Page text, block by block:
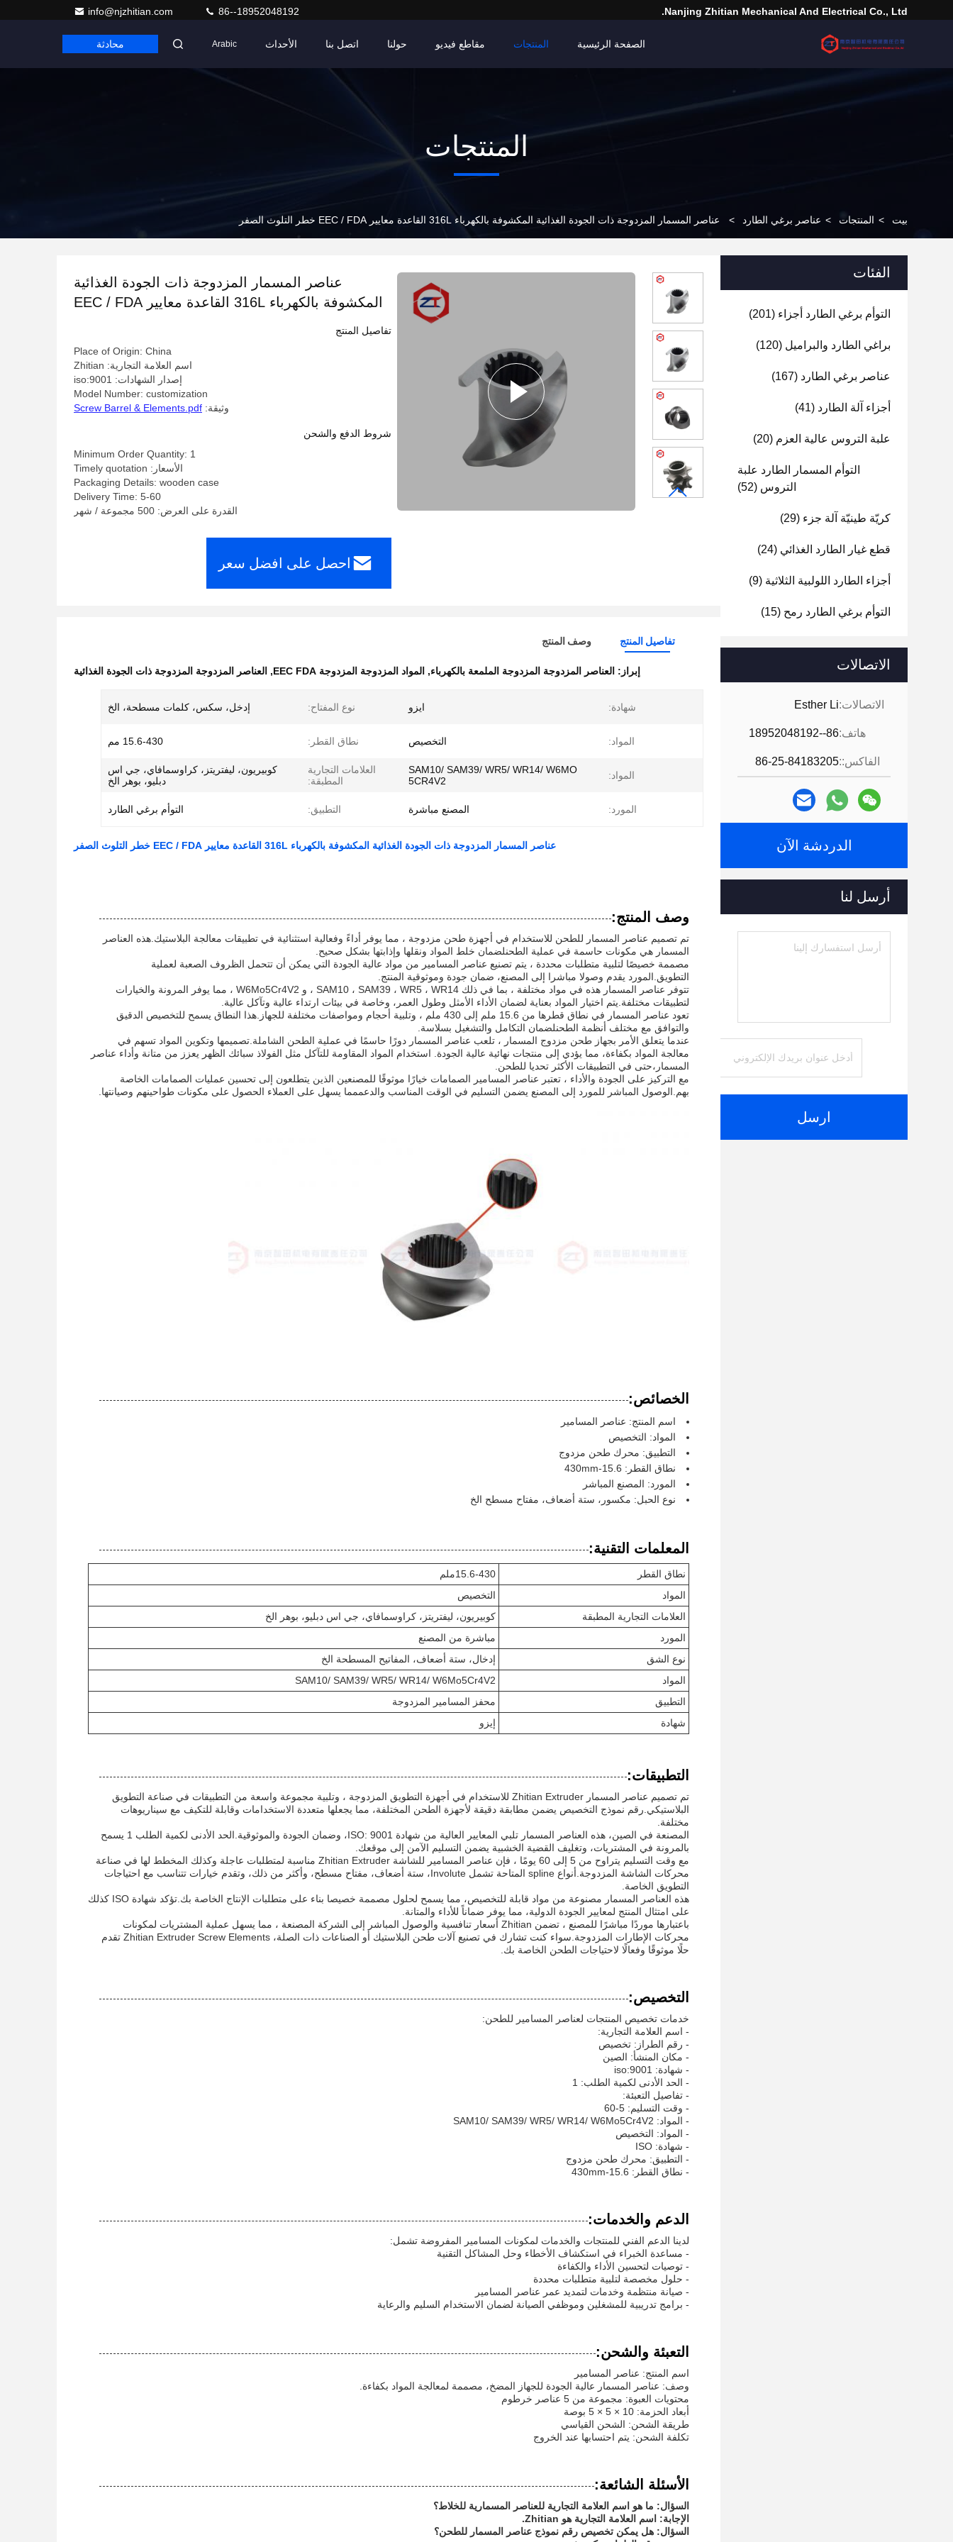
Nanjing Zhitian Mechanical And Electrical Co., Ltd.
info@njzhitian.com 86--18952048192
الصفحة الرئيسية المنتجات مقاطع فيديو حولنا اتصل بنا الأحداث Arabic محادثة
المنتجات
بيت > المنتجات > عناصر برغي الطارد > عناصر المسمار المزدوجة ذات الجودة الغذائية المكشوفة بالكهرباء 316L القاعدة معايير EEC / FDA خطر التلوث الصفر
الفئات
التوأم برغي الطارد أجزاء (201)
براغي الطارد والبراميل (120)
عناصر برغي الطارد (167)
أجزاء آلة الطارد (41)
علبة التروس عالية العزم (20)
التوأم المسمار الطارد علبة
التروس (52)
كريّة طينيّة آلة جزء (29)
قطع غيار الطارد الغذائي (24)
أجزاء الطارد اللولبية الثلاثية (9)
التوأم برغي الطارد رمح (15)
الاتصالات
الاتصالات:Esther Li
هاتف:86--18952048192
الفاكس::86-25-84183205
الدردشة الآن
أرسل لنا
ارسل
عناصر المسمار المزدوجة ذات الجودة الغذائية
المكشوفة بالكهرباء 316L القاعدة معايير EEC / FDA
تفاصيل المنتج
Place of Origin: China
اسم العلامة التجارية: Zhitian
إصدار الشهادات: iso:9001
Model Number: customization
وثيقة: Screw Barrel & Elements.pdf
شروط الدفع والشحن
Minimum Order Quantity: 1
الأسعار: Timely quotation
Packaging Details: wooden case
Delivery Time: 5-60
القدرة على العرض: 500 مجموعة / شهر
احصل على افضل سعر
تفاصيل المنتج وصف المنتج
إبراز: العناصر المزدوجة المزدوجة الملمعة بالكهرباء, المواد المزدوجة المزدوجة EEC FDA , العناصر المزدوجة المزدوجة ذات الجودة الغذائية
شهادة: ايزو نوع المفتاح: إدخل، سكس، كلمات مسطحة، الخ
المواد: التخصيص نطاق القطر: 15.6-430 مم
المواد:
SAM10/ SAM39/ WR5/ WR14/ W6MO
5CR4V2
العلامات التجارية
المطبقة:
كوبيريون، ليفتريتز، كراوسمافاي، جي اس
دبليو، بوهر الخ
المورد: المصنع مباشرة التطبيق: التوأم برغي الطارد
عناصر المسمار المزدوجة ذات الجودة الغذائية المكشوفة بالكهرباء 316L القاعدة معايير EEC / FDA خطر التلوث الصفر
وصف المنتج:
تم تصميم عناصر المسمار للطحن للاستخدام في أجهزة طحن مزدوجة ، مما يوفر أداءً وفعالية استثنائية في تطبيقات معالجة البلاستيك.هذه العناصر
المسمار هي مكونات حاسمة في عملية الطحنلضمان خلط المواد ونقلها وإذابتها بشكل صحيح.
مصممة خصيصًا لتلبية متطلبات محددة ، يتم تصنيع عناصر المسامير من مواد عالية الجودة التي يمكن أن تتحمل الظروف الصعبة لعملية
التطويق.المورد يقدم وصولا مباشرا إلى المصنع، ضمان جودة وموثوقية المنتج.
تتوفر عناصر المسمار هذه في مواد مختلفة ، بما في ذلك SAM10 ، SAM39 ، WR5 ، WR14 ، و W6Mo5Cr4V2 ، مما يوفر المرونة والخيارات
لتطبيقات مختلفة.يتم اختيار المواد بعناية لضمان الأداء الأمثل وطول العمر، وخاصة في بيئات ارتداء عالية وتآكل عالية.
تعود عناصر المسمار في نطاق قطرها من 15.6 ملم إلى 430 ملم ، وتلبية أحجام ومواصفات مختلفة للجهاز.هذا النطاق يسمح للتخصيص الدقيق
والتوافق مع مختلف أنظمة الطحنلضمان التكامل والتشغيل بسلاسة.
عندما يتعلق الأمر بجهاز طحن مزدوج المسمار ، تلعب عناصر المسمار دورًا حاسمًا في عملية الطحن الشاملة.تصميمها وتكوين المواد تسهم في
معالجة المواد بكفاءة، مما يؤدي إلى منتجات نهائية عالية الجودة. استخدام المواد المقاومة للتآكل مثل الفولاذ سبائك الظهر يعزز من متانة وأداء عناصر
المسمار،حتى في التطبيقات الأكثر تحديا للطحن.
مع التركيز على الجودة والأداء ، تعتبر عناصر المسامير الصمامات خيارًا موثوقًا للمصنعين الذين يتطلعون إلى تحسين عمليات الصمامات الخاصة
بهم.الوصول المباشر للمورد إلى المصنع يضمن التسليم في الوقت المناسب والدعممما يسهل على العملاء الحصول على مكونات طواحينهم وصيانتها.
الخصائص:
اسم المنتج: عناصر المسامير
المواد: التخصيص
التطبيق: محرك طحن مزدوج
نطاق القطر: 15.6-430mm
المورد: المصنع المباشر
نوع الحبل: مكسور، ستة أضعاف، مفتاح مسطح الخ
المعلمات التقنية:
نطاق القطر
15.6-430ملم
المواد
التخصيص
العلامات التجارية المطبقة
كوبيريون، ليفتريتز، كراوسمافاي، جي اس دبليو، بوهر الخ
المورد
مباشرة من المصنع
نوع الشق
إدخال، ستة أضعاف، المفاتيح المسطحة الخ
المواد
SAM10/ SAM39/ WR5/ WR14/ W6Mo5Cr4V2
التطبيق
محفز المسامير المزدوجة
شهادة
إيزو
التطبيقات:
تم تصميم عناصر المسمار Zhitian Extruder للاستخدام في أجهزة التطويق المزدوجة ، وتلبية مجموعة واسعة من التطبيقات في صناعة التطويق
البلاستيكي.رقم نموذج التخصيص يضمن مطابقة دقيقة لأجهزة الطحن المختلفة، مما يجعلها متعددة الاستخدامات وقابلة للتكيف مع سيناريوهات
مختلفة.
المصنعة في الصين، هذه العناصر المسمار تلبي المعايير العالية من شهادة ISO: 9001، وضمان الجودة والموثوقية.الحد الأدنى لكمية الطلب 1 يسمح
بالمرونة في المشتريات، وتغليف القضية الخشبية يضمن التسليم الآمن إلى موقعك.
مع وقت التسليم يتراوح من 5 إلى 60 يومًا ، فإن عناصر المسامير للشاشة Zhitian Extruder مناسبة لمتطلبات عاجلة وكذلك المخطط لها في صناعة
محركات الشاشة المزدوجة.أنواع spline المتاحة تشمل Involute، ستة أضعاف، مفتاح مسطح، وأكثر من ذلك، وتقدم خيارات تتناسب مع احتياجات
التطويق الخاصة.
هذه العناصر المسمار مصنوعة من مواد قابلة للتخصيص، مما يسمح لحلول مصممة خصيصا بناء على متطلبات الإنتاج الخاصة بك.تؤكد شهادة ISO كذلك
على امتثال المنتج لمعايير الجودة الدولية، مما يوفر ضماناً للأداء والمتانة.
باعتبارها موردًا مباشرًا للمصنع ، تضمن Zhitian أسعار تنافسية والوصول المباشر إلى الشركة المصنعة ، مما يسهل عملية المشتريات لمكونات
محركات الإطارات المزدوجة.سواء كنت تشارك في تصنيع آلات طحن البلاستيك أو الصناعات ذات الصلة، Zhitian Extruder Screw Elements تقدم
حلًا موثوقًا وفعالًا لاحتياجات الطحن الخاصة بك.
التخصيص:
خدمات تخصيص المنتجات لعناصر المسامير للطحن:
- اسم العلامة التجارية:
- رقم الطراز: تخصيص
- مكان المنشأ: الصين
- شهادة: iso:9001
- الحد الأدنى لكمية الطلب: 1
- تفاصيل التعبئة:
- وقت التسليم: 5-60
- المواد: SAM10/ SAM39/ WR5/ WR14/ W6Mo5Cr4V2
- المواد: التخصيص
- شهادة: ISO
- التطبيق: محرك طحن مزدوج
- نطاق القطر: 15.6-430mm
الدعم والخدمات:
لدينا الدعم الفني للمنتجات والخدمات لمكونات المسامير المفروضة تشمل:
- مساعدة الخبراء في استكشاف الأخطاء وحل المشاكل التقنية
- توصيات لتحسين الأداء والكفاءة
- حلول مخصصة لتلبية متطلبات محددة
- صيانة منتظمة وخدمات لتمديد عمر عناصر المسامير
- برامج تدريبية للمشغلين وموظفي الصيانة لضمان الاستخدام السليم والرعاية
التعبئة والشحن:
اسم المنتج: عناصر المسامير
وصف: عناصر المسمار عالية الجودة للجهاز المضخ، مصممة لمعالجة المواد بكفاءة.
محتويات العبوة: مجموعة من 5 عناصر خرطوم
أبعاد الحزمة: 10 × 5 × 5 بوصة
طريقة الشحن: الشحن القياسي
تكلفة الشحن: يتم احتسابها عند الخروج
الأسئلة الشائعة:
السؤال: ما هو اسم العلامة التجارية للعناصر المسمارية للخلاط؟
الإجابة: اسم العلامة التجارية هو Zhitian.
السؤال: هل يمكن تخصيص رقم نموذج عناصر المسمار للطحن؟